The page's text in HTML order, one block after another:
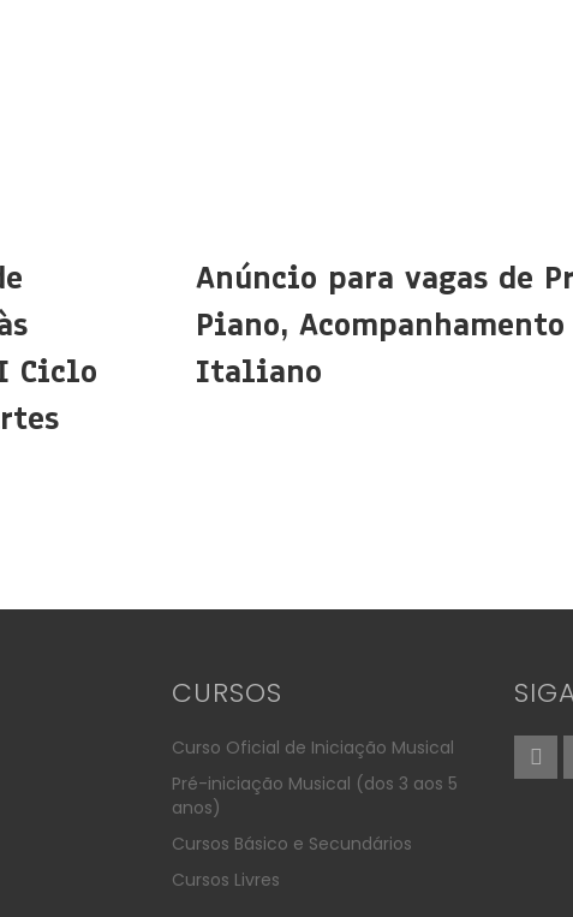
Ciclo
Anúncio para vagas de
Piano,
Italiano
CURSOS
Curso Oficial de Iniciação Musical
Pré-iniciação Musical (dos 3 aos 5
anos)
Cursos Básico e Secundários
Cursos Livres